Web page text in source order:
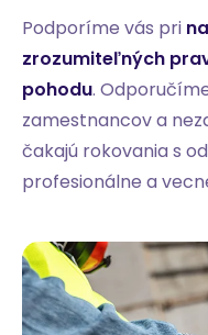
Podporíme vás pri
zrozumiteľných
pohodu.
zamestnancov a
čakajú rokovania s
profesionálne a